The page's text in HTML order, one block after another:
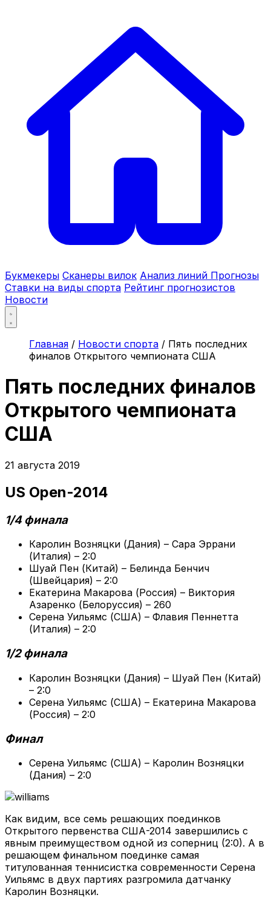
Букмекеры Сканеры вилок Анализ линий Прогнозы
Ставки на виды спорта Рейтинг прогнозистов
Новости
Главная / Новости спорта / Пять последних
финалов Открытого чемпионата США
Пять последних финалов
Открытого чемпионата
США
21 августа 2019
US Open-2014
1/4 финала
Каролин Возняцки (Дания) – Сара Эррани
(Италия) – 2:0
Шуай Пен (Китай) – Белинда Бенчич
(Швейцария) – 2:0
Екатерина Макарова (Россия) – Виктория
Азаренко (Белоруссия) – 260
Серена Уильямс (США) – Флавия Пеннетта
(Италия) – 2:0
1/2 финала
Каролин Возняцки (Дания) – Шуай Пен (Китай)
– 2:0
Серена Уильямс (США) – Екатерина Макарова
(Россия) – 2:0
Финал
Серена Уильямс (США) – Каролин Возняцки
(Дания) – 2:0
Как видим, все семь решающих поединков
Открытого первенства США-2014 завершились с
явным преимуществом одной из соперниц (2:0). А в
решающем финальном поединке самая
титулованная теннисистка современности Серена
Уильямс в двух партиях разгромила датчанку
Каролин Возняцки.